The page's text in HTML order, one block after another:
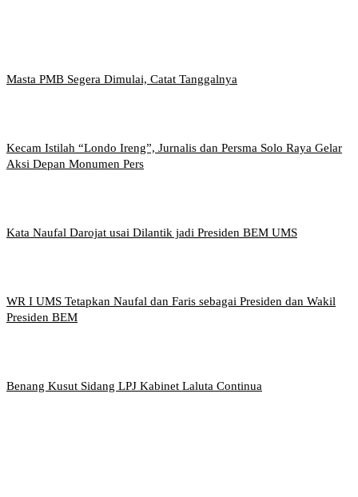
Masta PMB Segera Dimulai, Catat Tanggalnya
Kecam Istilah “Londo Ireng”, Jurnalis dan Persma Solo Raya Gelar
Aksi Depan Monumen Pers
Kata Naufal Darojat usai Dilantik jadi Presiden BEM UMS
WR I UMS Tetapkan Naufal dan Faris sebagai Presiden dan Wakil
Presiden BEM
Benang Kusut Sidang LPJ Kabinet Laluta Continua